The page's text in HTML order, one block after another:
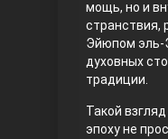
мощь, но и
странствия,
Эйюпом эль-
духовных
традиции.
Такой
эпоху не